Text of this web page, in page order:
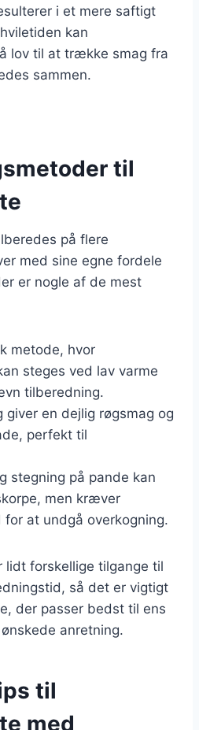
i et mere saftigt
kan
lov til at trække smag fra
sammen.
til
på flere
med sine egne fordele
er nogle af de mest
metode, hvor
steges ved lav varme
tilberedning.
giver en dejlig røgsmag og
perfekt til
stegning på pande kan
men kræver
at undgå overkogning.
forskellige tilgange til
så det er vigtigt
der passer bedst til ens
anretning.
til
med